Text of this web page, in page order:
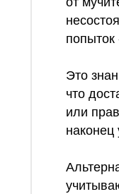
попыток
Это
что
или